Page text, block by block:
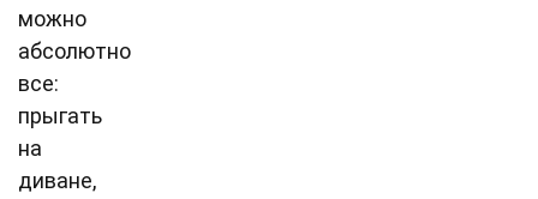
можно
абсолютно
все:
прыгать
на
диване,